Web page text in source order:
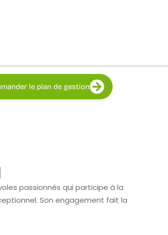
le plan de gestion
passionnés qui participe à la
Son engagement fait la